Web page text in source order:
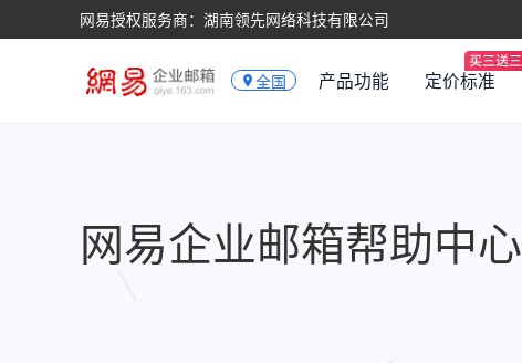
网易授权服务商：湖南领先网络科技有限公司
全国 产品功能 定价标准
网易企业邮箱帮助中心